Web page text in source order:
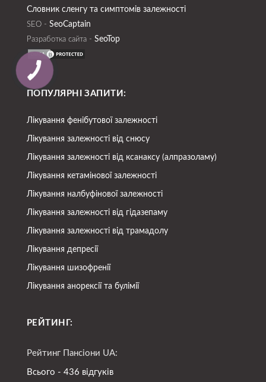
Словник сленгу та симптомів залежності
SEO - SeoСaptain
Разработка сайта - SeoTop
ПОПУЛЯРНІ ЗАПИТИ:
Лікування фенібутової залежності
Лікування залежності від снюсу
Лікування залежності від ксанаксу (алпразоламу)
Лікування кетамінової залежності
Лікування налбуфінової залежності
Лікування залежності від гідазепаму
Лікування залежності від трамадолу
Лікування депресії
Лікування шизофренії
Лікування анорексії та булімії
РЕЙТИНГ:
Рейтинг Пансіони UA:
Всього - 436 відгуків